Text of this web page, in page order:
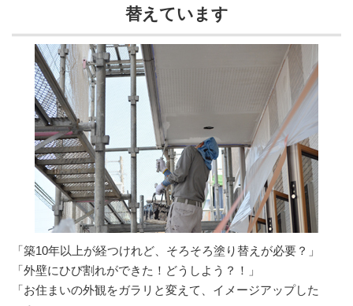
替えています
「築10年以上が経つけれど、そろそろ塗り替えが必要？」
「外壁にひび割れができた！どうしよう？！」
「お住まいの外観をガラリと変えて、イメージアップした